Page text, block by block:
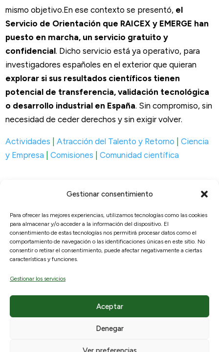
Gestionar consentimiento
Para ofrecer las mejores experiencias, utilizamos tecnologías como las cookies
para almacenar y/o acceder a la información del dispositivo. El
consentimiento de estas tecnologías nos permitirá procesar datos como el
comportamiento de navegación o las identificaciones únicas en este sitio. No
consentir o retirar el consentimiento, puede afectar negativamente a ciertas
características y funciones.
Gestionar los servicios
Aceptar
Denegar
mismo objetivo.En ese contexto se presentó, el
Servicio de Orientación que RAICEX y EMERGE han
puesto en marcha, un servicio gratuito y
confidencial. Dicho servicio está ya operativo, para
investigadores españoles en el exterior que quieran
explorar si sus resultados científicos tienen
potencial de transferencia, validación tecnológica
o desarrollo industrial en España. Sin compromiso, sin
necesidad de ceder derechos y sin exigir volver.
Actividades |Atracción del Talento y Retorno |Ciencia
y Empresa |Comisiones |Comunidad científica
© 2026, RAICEX, Madrid, España.
Enlaces útiles
Sobre nosotros
Política de cookies